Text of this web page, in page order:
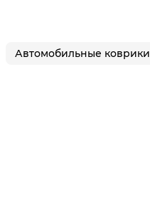
Автомобильные коврики